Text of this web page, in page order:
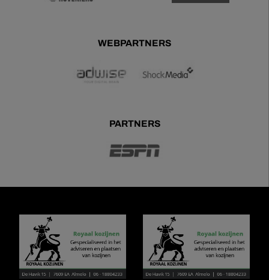
WEBPARTNERS
PARTNERS